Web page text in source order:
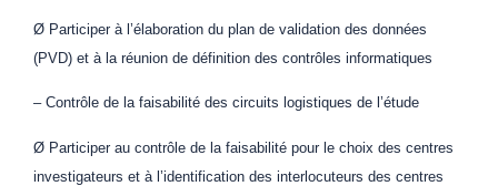
Ø Participer à l’élaboration du plan de validation des données
(PVD) et à la réunion de définition des contrôles informatiques
– Contrôle de la faisabilité des circuits logistiques de l’étude
Ø Participer au contrôle de la faisabilité pour le choix des centres
investigateurs et à l’identification des interlocuteurs des centres